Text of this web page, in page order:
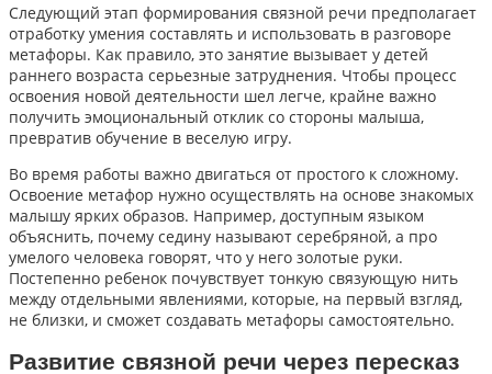
Следующий этап формирования связной речи предполагает
отработку умения составлять и использовать в разговоре
метафоры. Как правило, это занятие вызывает у детей
раннего возраста серьезные затруднения. Чтобы процесс
освоения новой деятельности шел легче, крайне важно
получить эмоциональный отклик со стороны малыша,
превратив обучение в веселую игру.
Во время работы важно двигаться от простого к сложному.
Освоение метафор нужно осуществлять на основе знакомых
малышу ярких образов. Например, доступным языком
объяснить, почему седину называют серебряной, а про
умелого человека говорят, что у него золотые руки.
Постепенно ребенок почувствует тонкую связующую нить
между отдельными явлениями, которые, на первый взгляд,
не близки, и сможет создавать метафоры самостоятельно.
Развитие связной речи через пересказ